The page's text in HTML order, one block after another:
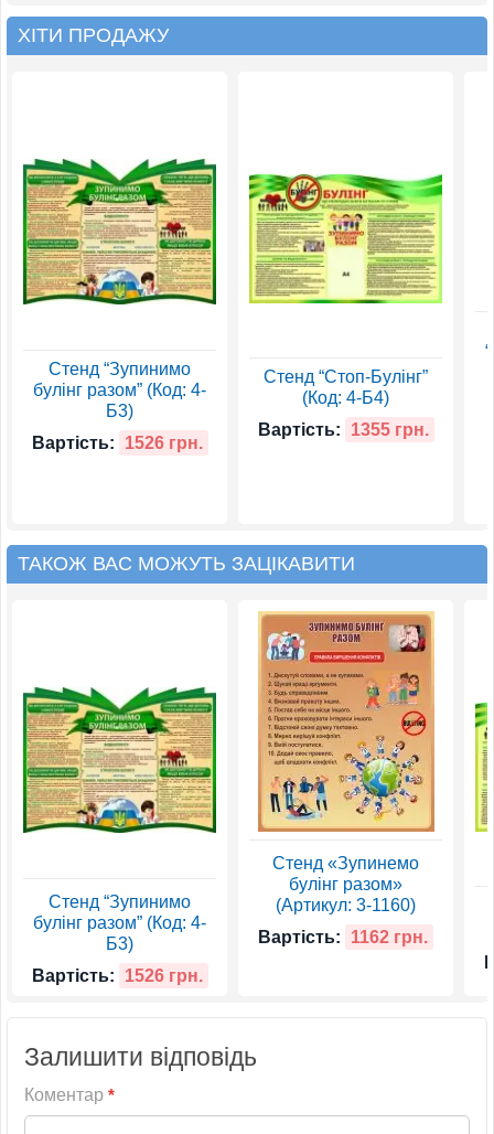
ХІТИ ПРОДАЖУ
Стенд “Зупинимо
булінг разом” (Код: 4-
Б3)
Вартість:
1526 грн.
Стенд “Стоп-Булінг”
(Код: 4-Б4)
Вартість:
1355 грн.
ТАКОЖ ВАС МОЖУТЬ ЗАЦІКАВИТИ
Стенд “Зупинимо
булінг разом” (Код: 4-
Б3)
Вартість:
1526 грн.
Стенд «Зупинемо
булінг разом»
(Артикул: 3-1160)
Вартість:
1162 грн.
Залишити відповідь
Коментар *